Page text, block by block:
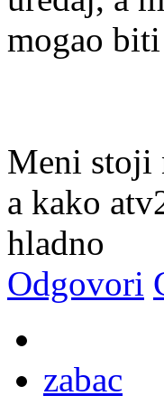
mogao
Meni stoji
a kako
hladno
Odgovori
zabac